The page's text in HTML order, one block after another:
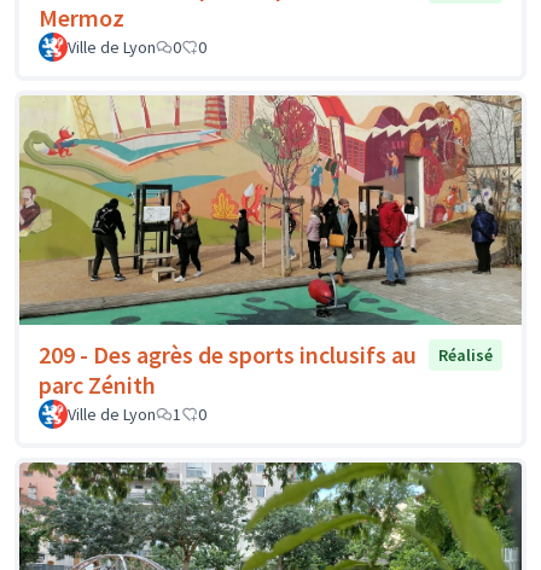
Mermoz
Ville de Lyon 0 0
209 - Des agrès de sports inclusifs au
parc Zénith
Réalisé
Ville de Lyon 1 0